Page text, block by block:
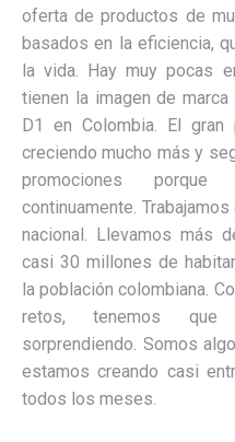
oferta de productos de
basados en la eficiencia,
la vida. Hay muy pocas
tienen la imagen de
D1 en Colombia. El
creciendo mucho más y
promociones
continuamente.
nacional. Llevamos más
casi 30 millones de
la población colombiana.
retos, tenemos que
sorprendiendo. Somos
estamos creando casi
todos los meses.